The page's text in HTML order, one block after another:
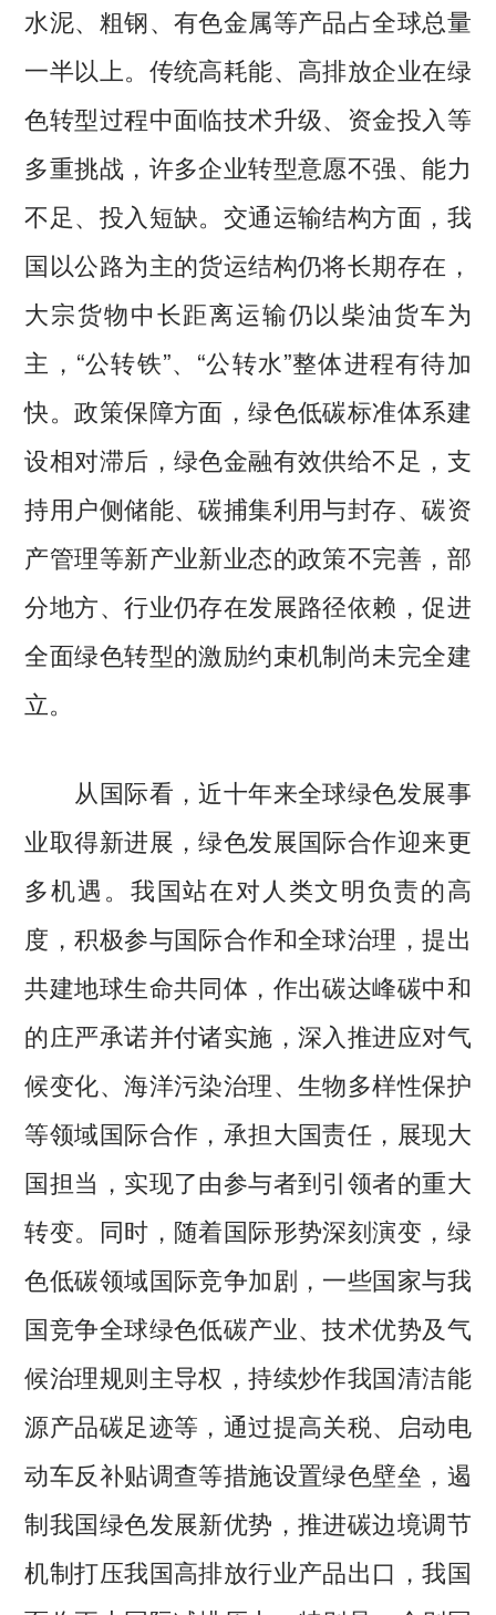
水泥、粗钢、有色金属等产品占全球总量
一半以上。传统高耗能、高排放企业在绿
色转型过程中面临技术升级、资金投入等
多重挑战，许多企业转型意愿不强、能力
不足、投入短缺。交通运输结构方面，我
国以公路为主的货运结构仍将长期存在，
大宗货物中长距离运输仍以柴油货车为
主，“公转铁”、“公转水”整体进程有待加
快。政策保障方面，绿色低碳标准体系建
设相对滞后，绿色金融有效供给不足，支
持用户侧储能、碳捕集利用与封存、碳资
产管理等新产业新业态的政策不完善，部
分地方、行业仍存在发展路径依赖，促进
全面绿色转型的激励约束机制尚未完全建
立。
从国际看，近十年来全球绿色发展事
业取得新进展，绿色发展国际合作迎来更
多机遇。我国站在对人类文明负责的高
度，积极参与国际合作和全球治理，提出
共建地球生命共同体，作出碳达峰碳中和
的庄严承诺并付诸实施，深入推进应对气
候变化、海洋污染治理、生物多样性保护
等领域国际合作，承担大国责任，展现大
国担当，实现了由参与者到引领者的重大
转变。同时，随着国际形势深刻演变，绿
色低碳领域国际竞争加剧，一些国家与我
国竞争全球绿色低碳产业、技术优势及气
候治理规则主导权，持续炒作我国清洁能
源产品碳足迹等，通过提高关税、启动电
动车反补贴调查等措施设置绿色壁垒，遏
制我国绿色发展新优势，推进碳边境调节
机制打压我国高排放行业产品出口，我国